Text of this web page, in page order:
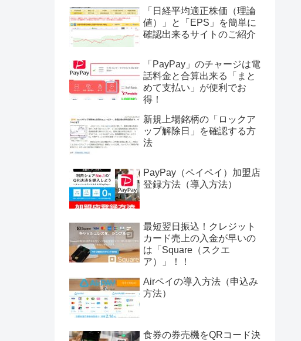
「日経平均適正株価（理論
値）」と「EPS」を簡単に
確認出来るサイトのご紹介
「PayPay」のチャージは電
話料金と合算出来る「まと
めて支払い」が便利でお
得！
新規上場銘柄の「ロックア
ップ解除日」を確認する方
法
PayPay（ペイペイ）加盟店
登録方法（導入方法）
最短翌日振込！クレジット
カード売上の入金が早いの
は「Square（スクエ
ア）」！！
Airペイの導入方法（申込み
方法）
食券の券売機をQRコード決